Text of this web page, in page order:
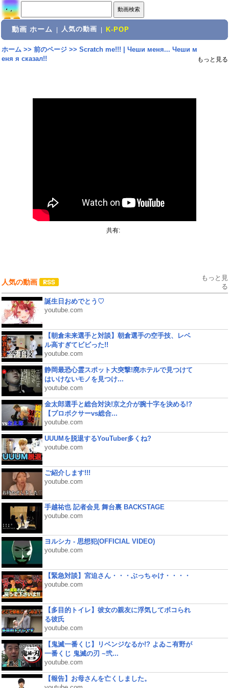
動画 ホーム 人気の動画 K-POP
ホーム>> 前のページ>> Scratch me!!! | Чеши меня... Чеши м
еня я сказал!!
もっと見る
共有:
人気の動画
もっと見
る
誕生日おめでとう♡
youtube.com
【朝倉未来選手と対談】朝倉選手の空手技、レベ
ル高すぎてビビった!!
youtube.com
静岡最恐心霊スポット大突撃!廃ホテルで見つけて
はいけないモノを見つけ...
youtube.com
金太郎選手と総合対決!京之介が腕十字を決める!?
【プロボクサーvs総合...
youtube.com
UUUMを脱退するYouTuber多くね?
youtube.com
ご紹介します!!!
youtube.com
手越祐也 記者会見 舞台裏 BACKSTAGE
youtube.com
ヨルシカ - 思想犯(OFFICIAL VIDEO)
youtube.com
【緊急対談】宮迫さん・・・ぶっちゃけ・・・・
youtube.com
【多目的トイレ】彼女の親友に浮気してボコられ
る彼氏
youtube.com
【鬼滅一番くじ】リベンジなるか!? よゐこ有野が
一番くじ 鬼滅の刃 ~弐...
youtube.com
【報告】お母さんを亡くしました。